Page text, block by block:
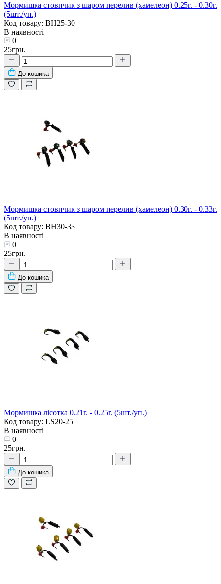
Мормишка стовпчик з шаром перелив (хамелеон) 0.25г. - 0.30г.
(5шт./уп.)
Код товару: BH25-30
В наявності
0
25грн.
До кошика
Мормишка стовпчик з шаром перелив (хамелеон) 0.30г. - 0.33г.
(5шт./уп.)
Код товару: BH30-33
В наявності
0
25грн.
До кошика
Мормишка лісотка 0.21г. - 0.25г. (5шт./уп.)
Код товару: LS20-25
В наявності
0
25грн.
До кошика